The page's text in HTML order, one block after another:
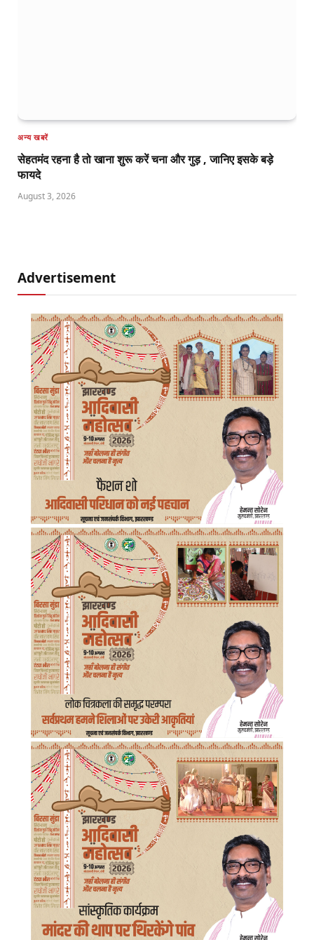
अन्य खबरें
सेहतमंद रहना है तो खाना शुरू करें चना और गुड़ , जानिए इसके बड़े
फायदे
August 3, 2026
Advertisement